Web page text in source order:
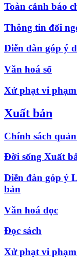
Toàn cảnh báo
Thông tin đối
Diễn đàn góp ý
Văn hoá số
Xử phạt vi
Xuất bản
Chính sách
Đời sống Xuất
Diễn đàn góp ý
bản
Văn hoá đọc
Đọc sách
Xử phạt vi